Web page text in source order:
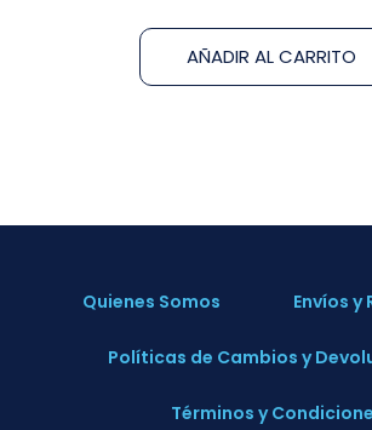
AÑADIR AL CARRITO
Quienes Somos Envíos y
Políticas de Cambios y
Términos y